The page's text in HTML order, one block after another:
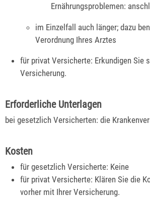
Ernährungsproblemen:
im Einzelfall auch länger; dazu
Verordnung Ihres Arztes
für privat Versicherte: Erkundigen Sie
Versicherung.
Erforderliche Unterlagen
bei gesetzlich Versicherten: die
Kosten
für gesetzlich Versicherte: Keine
für privat Versicherte: Klären Sie die
vorher mit Ihrer Versicherung.